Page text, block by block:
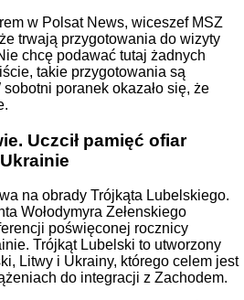
w Polsat News, wiceszef MSZ
że trwają przygotowania do wizyty
chcę podawać tutaj żadnych
takie przygotowania są
poranek okazało się, że
Uczcił pamięć ofiar
na obrady Trójkąta Lubelskiego.
Wołodymyra Zełenskiego
poświęconej rocznicy
Trójkąt Lubelski to utworzony
Litwy i Ukrainy, którego celem jest
do integracji z Zachodem.